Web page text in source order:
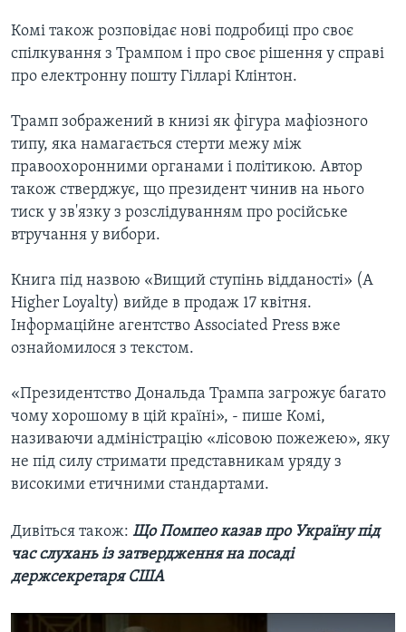
Комі також розповідає нові подробиці про своє
спілкування з Трампом і про своє рішення у справі
про електронну пошту Гілларі Клінтон.
Трамп зображений в книзі як фігура мафіозного
типу, яка намагається стерти межу між
правоохоронними органами і політикою. Автор
також стверджує, що президент чинив на нього
тиск у зв'язку з розслідуванням про російське
втручання у вибори.
Книга під назвою «Вищий ступінь відданості» (A
Higher Loyalty) вийде в продаж 17 квітня.
Інформаційне агентство Associated Press вже
ознайомилося з текстом.
«Президентство Дональда Трампа загрожує багато
чому хорошому в цій країні», - пише Комі,
називаючи адміністрацію «лісовою пожежею», яку
не під силу стримати представникам уряду з
високими етичними стандартами.
Дивіться також: Що Помпео казав про Україну під
час слухань із затвердження на посаді
держсекретаря США